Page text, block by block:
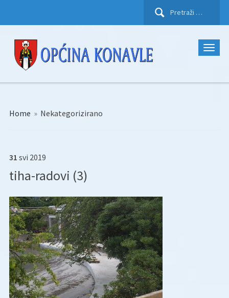
Pretraži:
Home » Nekategorizirano
31 svi 2019
tiha-radovi (3)